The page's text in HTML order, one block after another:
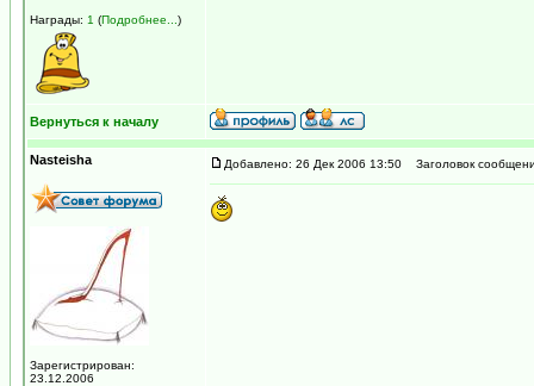
Награды: 1 (Подробнее... )
Вернуться к началу
Nasteisha
Зарегистрирован:
23.12.2006
Добавлено: 26 Дек 2006 13:50 Заголовок